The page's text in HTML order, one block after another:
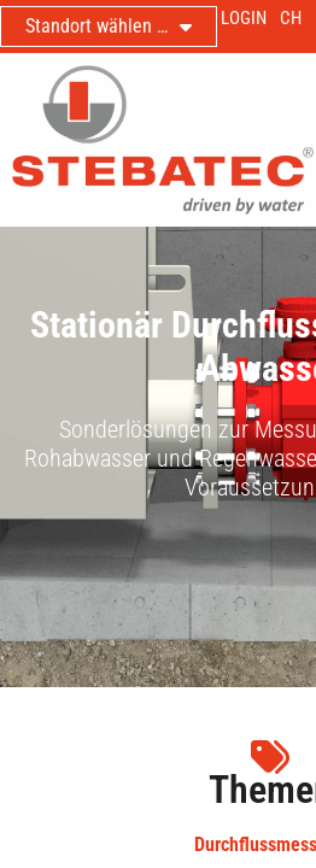
Standort wählen … LOGIN CH
Stationär
Sonderlösungen zur
Rohabwasser und